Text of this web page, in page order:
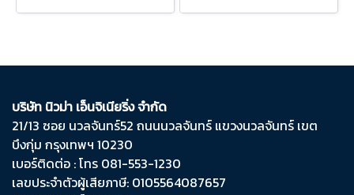
บริษัท นิวม่า เอ็นจิเนียริ่ง จำกัด
21/13 ซอย นวลจันทร์​52 ถนน​นวลจันทร์​ แขวง​นวลจันทร์​ เขต​
บึงกุ่ม​ กรุงเทพฯ​ 10230
เบอร์ติดต่อ : โทร 081-553-1230
เลขประจำตัวผู้เสียภาษี: 0105564087657